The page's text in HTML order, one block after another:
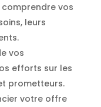
vos
leurs
vos
efforts sur les
prometteurs.
votre offre